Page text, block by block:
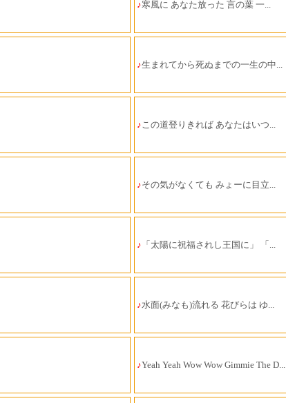
♪寒風に あなた放った 言の葉 一...
♪生まれてから死ぬまでの一生の中...
♪この道登りきれば あなたはいつ...
♪その気がなくても みょーに目立...
♪ 「太陽に祝福されし王国に」 「...
♪水面(みなも)流れる 花びらは ゆ...
♪Yeah Yeah Wow Wow Gimmie The D...